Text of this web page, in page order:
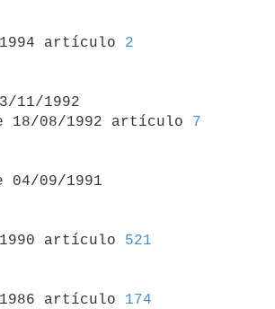
1994 artículo 2
11/1992
18/08/1992 artículo 7
04/09/1991
1990 artículo 521
1986 artículo 174